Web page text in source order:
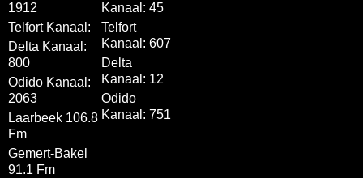
1912
Telfort Kanaal:
Delta Kanaal:
800
Odido Kanaal:
2063
Laarbeek 106.8
Fm
Gemert-Bakel
91.1 Fm
Kanaal: 45
Telfort
Kanaal: 607
Delta
Kanaal: 12
Odido
Kanaal: 751